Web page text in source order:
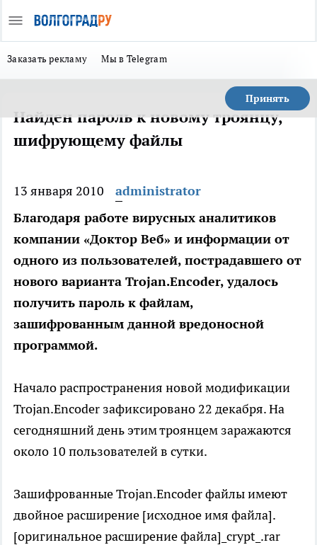
Заказать рекламу Мы в Telegram
Принять
Найден пароль к новому троянцу,
шифрующему файлы
13 января 2010
administrator
Благодаря работе вирусных аналитиков
компании «Доктор Веб» и информации от
одного из пользователей, пострадавшего от
нового варианта Trojan.Encoder, удалось
получить пароль к файлам,
зашифрованным данной вредоносной
программой.
Начало распространения новой модификации
Trojan.Encoder зафиксировано 22 декабря. На
сегодняшний день этим троянцем заражаются
около 10 пользователей в сутки.
Зашифрованные Trojan.Encoder файлы имеют
двойное расширение [исходное имя файла].
[оригинальное расширение файла]_crypt_.rar